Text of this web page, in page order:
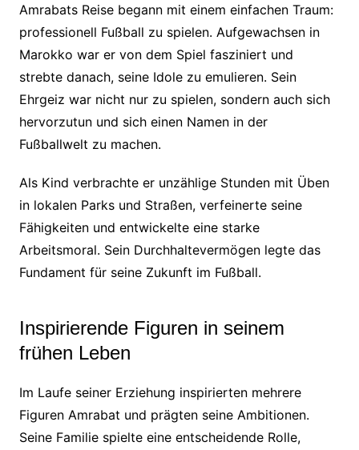
Amrabats Reise begann mit einem einfachen Traum:
professionell Fußball zu spielen. Aufgewachsen in
Marokko war er von dem Spiel fasziniert und
strebte danach, seine Idole zu emulieren. Sein
Ehrgeiz war nicht nur zu spielen, sondern auch sich
hervorzutun und sich einen Namen in der
Fußballwelt zu machen.
Als Kind verbrachte er unzählige Stunden mit Üben
in lokalen Parks und Straßen, verfeinerte seine
Fähigkeiten und entwickelte eine starke
Arbeitsmoral. Sein Durchhaltevermögen legte das
Fundament für seine Zukunft im Fußball.
Inspirierende Figuren in seinem
frühen Leben
Im Laufe seiner Erziehung inspirierten mehrere
Figuren Amrabat und prägten seine Ambitionen.
Seine Familie spielte eine entscheidende Rolle,